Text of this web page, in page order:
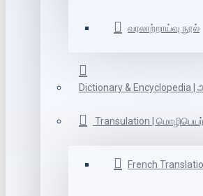
வரலாற்றாய்வு நூல்
Dictionary & Encyclopedia |
Transulation |
French